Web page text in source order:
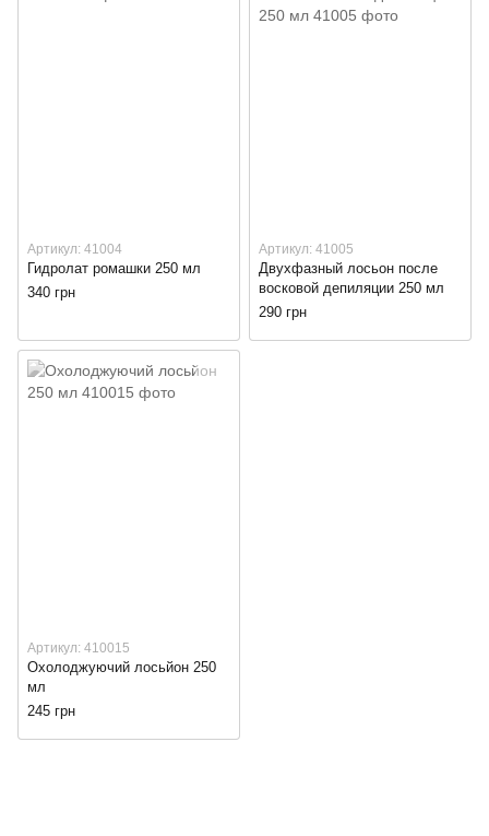
Артикул: 41004
Гидролат ромашки 250 мл
340 грн
Артикул: 41005
Двухфазный лосьон после
восковой депиляции 250 мл
290 грн
Артикул: 410015
Охолоджуючий лосьйон 250
мл
245 грн